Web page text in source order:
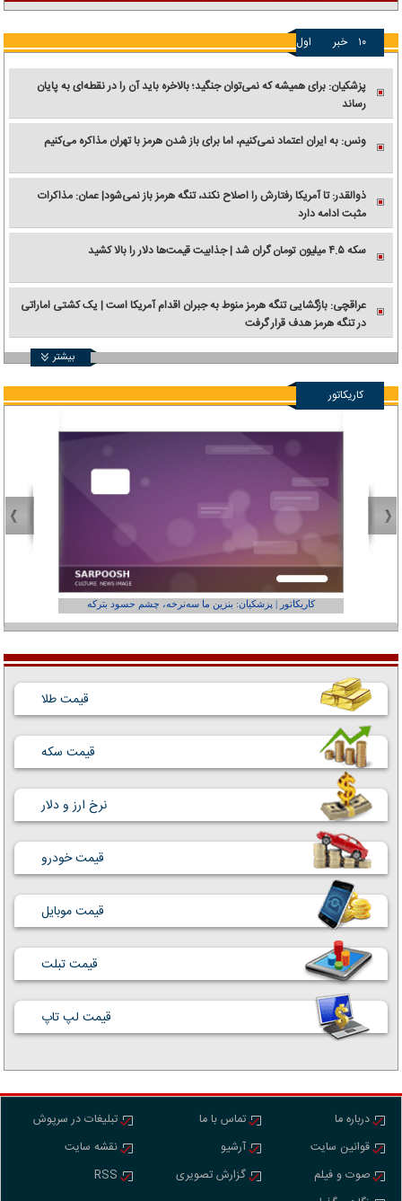
۱۰ خبر اول
پزشکیان: برای همیشه که نمی‌توان جنگید؛ بالاخره باید آن را در نقطه‌ای به پایان
رساند
ونس: به ایران اعتماد نمی‌کنیم، اما برای باز شدن هرمز با تهران مذاکره می‌کنیم
ذوالقدر: تا آمریکا رفتارش را اصلاح نکند، تنگه هرمز باز نمی‌شود| عمان: مذاکرات
مثبت ادامه دارد
سکه ۴.۵ میلیون تومان گران شد | جذابیت قیمت‌ها دلار را بالا کشید
عراقچی: بازگشایی تنگه هرمز منوط به جبران اقدام آمریکا است | یک کشتی اماراتی
در تنگه هرمز هدف قرار گرفت
بیشتر
کاریکاتور
کاریکاتور | پزشکیان: بنزین ما سه‌نرخه، چشم حسود بترکه
قیمت طلا
قیمت سکه
نرخ ارز و دلار
قیمت خودرو
قیمت موبایل
قیمت تبلت
قیمت لپ تاپ
درباره ما
قوانین سایت
صوت و فیلم
تماس با ما
آرشیو
گزارش تصویری
تبلیغات در سرپوش
نقشه سایت
RSS